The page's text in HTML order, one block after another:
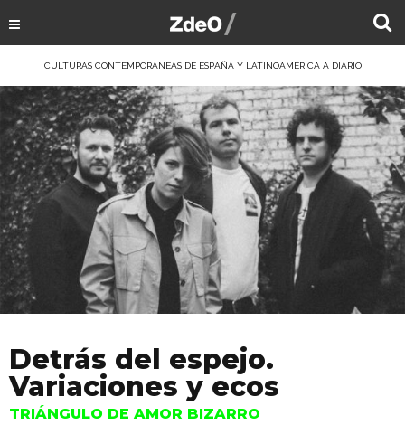
CULTURAS CONTEMPORÁNEAS DE ESPAÑA Y LATINOAMÉRICA A DIARIO
Detrás del espejo.
Variaciones y ecos
TRIÁNGULO DE AMOR BIZARRO